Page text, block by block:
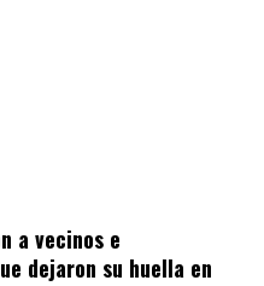
a vecinos e
dejaron su huella en